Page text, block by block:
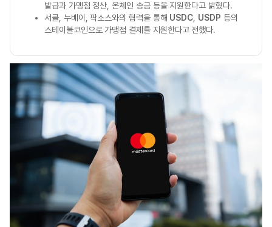
발급과 가맹점 정산, 온체인 송금 등을 지원한다고 밝혔다.
서클, 누베이, 팍소스와의 협력을 통해 USDC USDP 등의
스테이블코인으로 가맹점 결제를 지원한다고 전했다.